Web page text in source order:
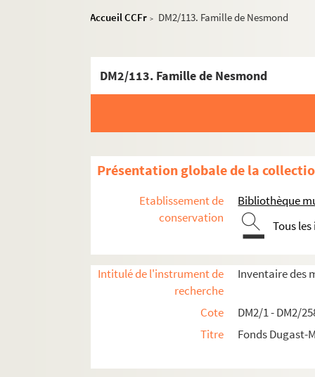
Accueil CCFr > DM2/113. Famille de Nesmond
DM2/113. Famille de Nesmond
Présentation globale de la
Etablissement de
conservation
Bibliothèque
Tous
Intitulé de l'instrument de
recherche
Inventaire des
Cote
DM2/1 - DM2/
Titre
Fonds Dugast-
Première partie - Documents antérieurs à la
Chartriers vendéens
La Maisonneuve en Montournais
La Geffardière en Montournais
La Forêt-sur-Sèvre (Deux-Sèvres)